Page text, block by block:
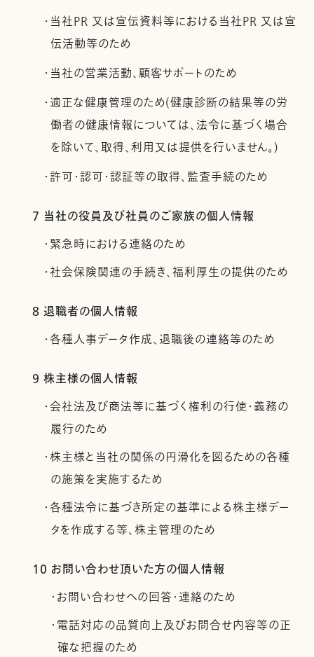
・当社PR 又は宣伝資料等における当社PR 又は宣
伝活動等のため
・当社の営業活動、顧客サポートのため
・適正な健康管理のため(健康診断の結果等の労
働者の健康情報については、法令に基づく場合
を除いて、取得、利用又は提供を行いません。)
・許可・認可・認証等の取得、監査手続のため
7 当社の役員及び社員のご家族の個人情報
・緊急時における連絡のため
・社会保険関連の手続き、福利厚生の提供のため
8 退職者の個人情報
・各種人事データ作成、退職後の連絡等のため
9 株主様の個人情報
・会社法及び商法等に基づく権利の行使・義務の
履行のため
・株主様と当社の関係の円滑化を図るための各種
の施策を実施するため
・各種法令に基づき所定の基準による株主様デー
タを作成する等、株主管理のため
10 お問い合わせ頂いた方の個人情報
・お問い合わせへの回答・連絡のため
・電話対応の品質向上及びお問合せ内容等の正
確な把握のため